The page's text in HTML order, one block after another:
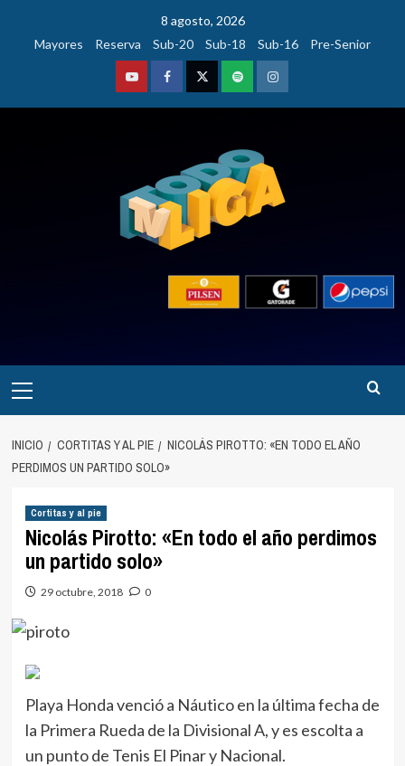
contenido
8 agosto, 2026
Mayores
Reserva Sub-20 Sub-18 Sub-16 Pre-Senior
YoutubeFacebookTwitterPodcastInstagram
principal
INICIO CORTITAS Y AL PIE
NICOLÁS PIROTTO: «EN TODO EL AÑO
PERDIMOS UN PARTIDO SOLO»
Cortitas y al pie
Nicolás Pirotto: «En todo el año perdimos
un partido solo»
29 octubre, 2018 0
Playa Honda venció a Náutico en la última fecha de
la Primera Rueda de la Divisional A, y es escolta a
un punto de Tenis El Pinar y Nacional.